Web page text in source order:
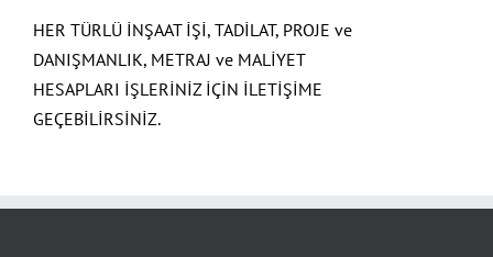
HER TÜRLÜ İNŞAAT İŞİ, TADİLAT, PROJE ve
DANIŞMANLIK, METRAJ ve MALİYET
HESAPLARI İŞLERİNİZ İÇİN İLETİŞİME
GEÇEBİLİRSİNİZ.